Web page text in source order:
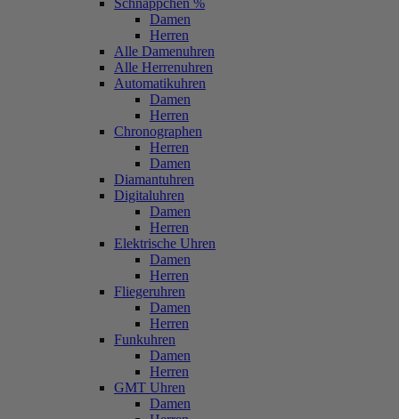
Schnäppchen %
Damen
Herren
Alle Damenuhren
Alle Herrenuhren
Automatikuhren
Damen
Herren
Chronographen
Herren
Damen
Diamantuhren
Digitaluhren
Damen
Herren
Elektrische Uhren
Damen
Herren
Fliegeruhren
Damen
Herren
Funkuhren
Damen
Herren
GMT Uhren
Damen